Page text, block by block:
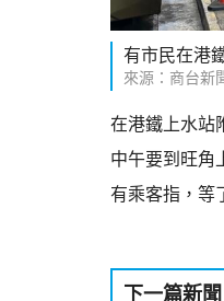
有市民在港
來源：商台新
在港鐵上水站
中午要到旺角
有乘客指，等
下一篇新聞